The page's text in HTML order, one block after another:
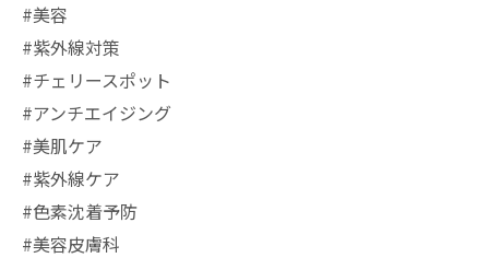
#美容
#紫外線対策
#チェリースポット
#アンチエイジング
#美肌ケア
#紫外線ケア
#色素沈着予防
#美容皮膚科